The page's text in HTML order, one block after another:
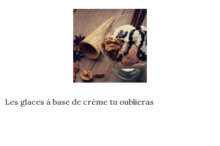
Les glaces à base de crème tu oublieras